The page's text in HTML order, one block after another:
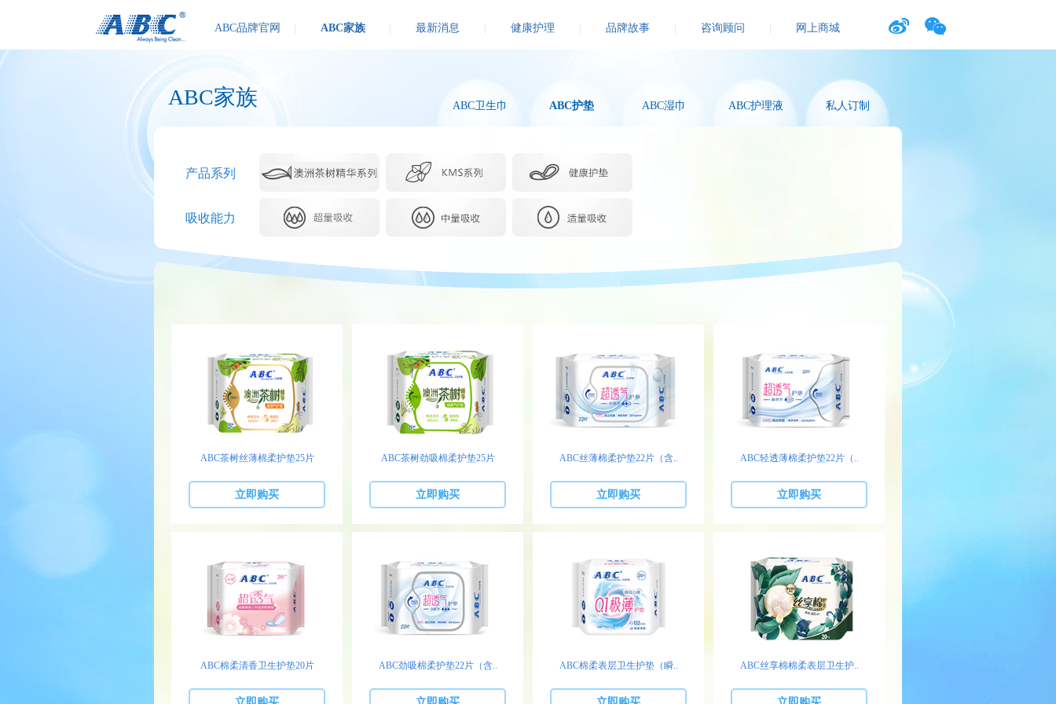
ABC品牌官网 ABC家族 最新消息 健康护理 品牌故事 咨询顾问 网上商城
ABC家族 ABC卫生巾 ABC护垫 ABC湿巾 ABC护理液 私人订制
产品系列
吸收能力
ABC茶树丝薄棉柔护垫25片
立即购买
ABC茶树劲吸棉柔护垫25片
立即购买
ABC丝薄棉柔护垫22片（含..
立即购买
ABC轻透薄棉柔护垫22片（..
立即购买
ABC棉柔清香卫生护垫20片 ABC劲吸棉柔护垫22片（含.. ABC棉柔表层卫生护垫（瞬.. ABC丝享棉棉柔表层卫生护..